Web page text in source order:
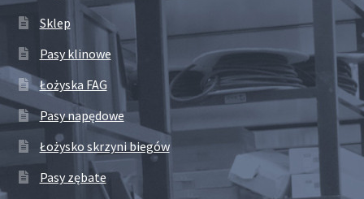
Sklep
Pasy klinowe
Łożyska FAG
Pasy napędowe
Łożysko skrzyni biegów
Pasy zębate